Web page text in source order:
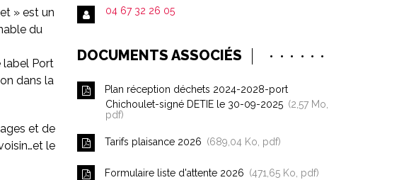
» est un
du
label Port
dans la
et de
le
04 67 32 26 05
DOCUMENTS ASSOCIÉS
Plan réception déchets 2024-2028-port
Chichoulet-signé DETIE le 30-09-2025
2,57 Mo
pdf
Tarifs plaisance 2026 689,04 Ko , pdf
Formulaire liste d'attente 2026 471,65 Ko , pdf